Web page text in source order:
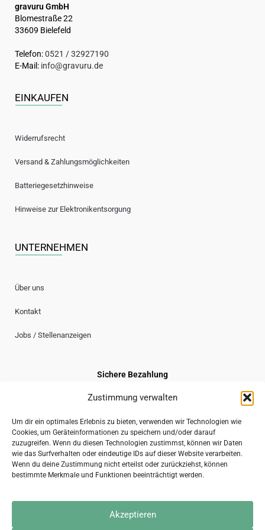
Zustimmung verwalten
Um dir ein optimales Erlebnis zu bieten, verwenden wir Technologien wie
Cookies, um Geräteinformationen zu speichern und/oder darauf
zuzugreifen. Wenn du diesen Technologien zustimmst, können wir Daten
wie das Surfverhalten oder eindeutige IDs auf dieser Website verarbeiten.
Wenn du deine Zustimmung nicht erteilst oder zurückziehst, können
bestimmte Merkmale und Funktionen beeinträchtigt werden.
Akzeptieren
gravuru GmbH
Blomestraße 22
33609 Bielefeld
Telefon:0521 / 32927190
E-Mail: info@gravuru.de
EINKAUFEN
Widerrufsrecht
Versand & Zahlungsmöglichkeiten
Batteriegesetzhinweise
Hinweise zur Elektronikentsorgung
UNTERNEHMEN
Über uns
Kontakt
Jobs / Stellenanzeigen
Sichere Bezahlung
Sicherer Versand
AGB Datenschutzerklärung